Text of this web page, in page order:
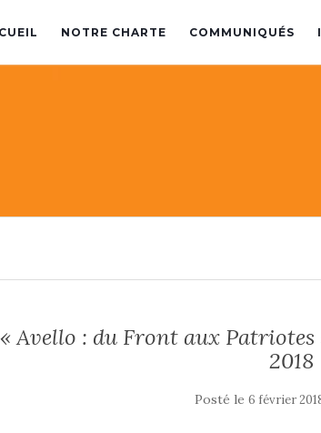
NOTRE CHARTE COMMUNIQUÉS
« Avello : du Front aux
2018
Posté le 6 février